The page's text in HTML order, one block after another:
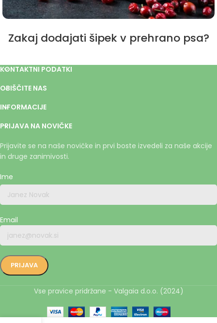
Zakaj dodajati šipek v prehrano psa?
KONTAKTNI PODATKI
OBIŠČITE NAS
INFORMACIJE
PRIJAVA NA NOVIČKE
Prijavite se na naše novičke in prvi boste izvedeli za naše akcije
in druge zanimivosti.
Ime
Email
Vse pravice pridržane - Valgaia d.o.o. (2024)